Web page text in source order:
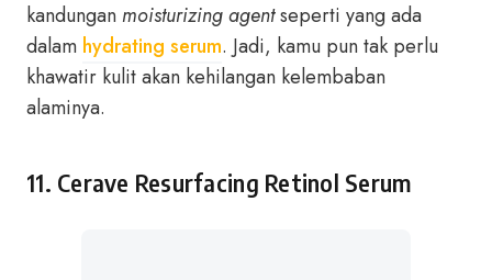
kandunganmoisturizing agentseperti yang ada
dalam hydrating serum. Jadi, kamu pun tak perlu
khawatir kulit akan kehilangan kelembaban
alaminya.
11. Cerave Resurfacing Retinol Serum